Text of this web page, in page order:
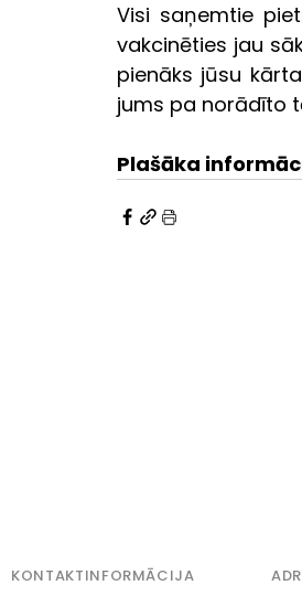
Visi saņemtie
vakcinēties jau
pienāks jūsu
jums pa norādīto
Plašāka
KONTAKTINFORMĀCIJA